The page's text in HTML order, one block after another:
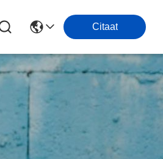
Citaat